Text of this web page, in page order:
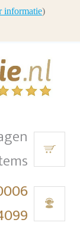
informatie)